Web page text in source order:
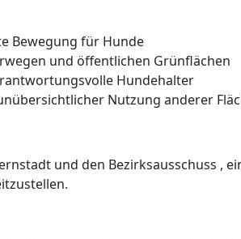
Bewegung für Hunde
und öffentlichen Grünflächen
Hundehalter
Nutzung anderer
und den Bezirksausschuss ,